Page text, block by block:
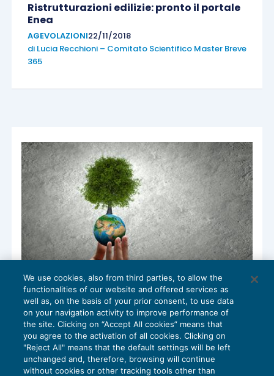
Ristrutturazioni edilizie: pronto il portale
Enea
AGEVOLAZIONI22/11/2018
di Lucia Recchioni – Comitato Scientifico Master Breve
365
Semplificati per cassa con detrazione
collegata al pagamento
AGEVOLAZIONI24/10/2018
di Sandro Cerato – Direttore Scientifico del Centro
Studi Tributari
We use cookies, also from third parties, to allow the
functionalities of our website and offered services as
well as, on the basis of your prior consent, to use data
on your navigation activity to improve performance of
the site. Clicking on “Accept All cookies” means that
you agree to the activation of all cookies. Clicking on
"Reject All" means that the default settings will be left
unchanged and, therefore, browsing will continue
without cookies or other tracking tools other than